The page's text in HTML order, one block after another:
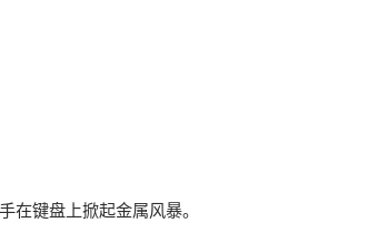
在键盘上掀起金属风暴。